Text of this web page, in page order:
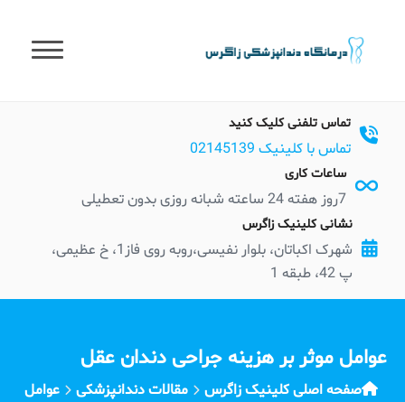
content
تماس تلفنی کلیک کنید
تماس با کلینیک 02145139
ساعات کاری
7روز هفته 24 ساعته شبانه روزی بدون تعطیلی
نشانی کلینیک زاگرس
شهرک اکباتان، بلوار نفیسی،روبه روی فاز1، خ عظیمی،
پ 42، طبقه 1
عوامل موثر بر هزینه جراحی دندان عقل
صفحه اصلی کلینیک زاگرس مقالات دندانپزشکی
عوامل